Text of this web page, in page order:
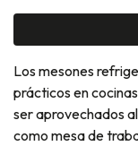
Los mesones
prácticos en
ser aprovechados
como mesa de